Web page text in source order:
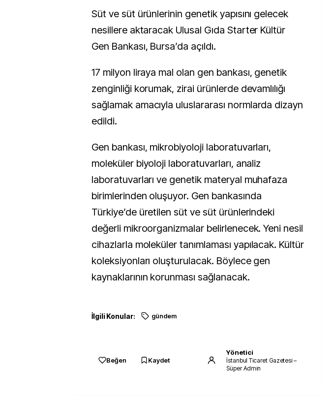
Süt ve süt ürünlerinin genetik yapısını gelecek
nesillere aktaracak Ulusal Gıda Starter Kültür
Gen Bankası, Bursa’da açıldı.
17 milyon liraya mal olan gen bankası, genetik
zenginliği korumak, zirai ürünlerde devamlılığı
sağlamak amacıyla uluslararası normlarda dizayn
edildi.
Gen bankası, mikrobiyoloji laboratuvarları,
moleküler biyoloji laboratuvarları, analiz
laboratuvarları ve genetik materyal muhafaza
birimlerinden oluşuyor. Gen bankasında
Türkiye’de üretilen süt ve süt ürünlerindeki
değerli mikroorganizmalar belirlenecek. Yeni nesil
cihazlarla moleküler tanımlaması yapılacak. Kültür
koleksiyonları oluşturulacak. Böylece gen
kaynaklarının korunması sağlanacak.
İlgili Konular: gündem
Beğen Kaydet
Yönetici
İstanbul Ticaret Gazetesi –
Süper Admin